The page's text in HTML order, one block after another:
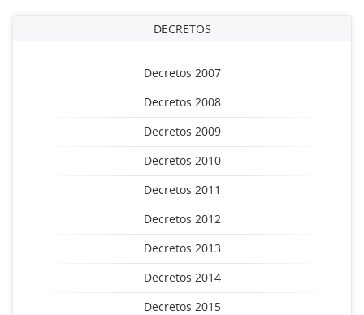
DECRETOS
Decretos 2007
Decretos 2008
Decretos 2009
Decretos 2010
Decretos 2011
Decretos 2012
Decretos 2013
Decretos 2014
Decretos 2015